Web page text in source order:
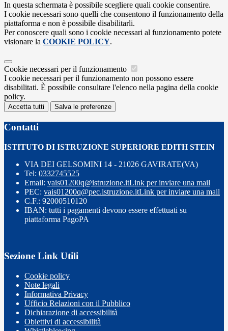
In questa schermata è possibile scegliere quali cookie consentire.
I cookie necessari sono quelli che consentono il funzionamento della
piattaforma e non è possibile disabilitarli.
Per conoscere quali sono i cookie necessari al funzionamento potete
visionare la COOKIE POLICY.
Cookie necessari per il funzionamento
I cookie necessari per il funzionamento non possono essere
disabilitati. È possibile consultare l'elenco nella pagina della cookie
policy.
Accetta tutti Salva le preferenze
Contatti
ISTITUTO DI ISTRUZIONE SUPERIORE EDITH STEIN
VIA DEI GELSOMINI 14 - 21026 GAVIRATE(VA)
Tel: 0332745525
Email: vais01200q@istruzione.itLink per inviare una mail
PEC: vais01200q@pec.istruzione.itLink per inviare una mail
C.F.: 92000510120
IBAN: tutti i pagamenti devono essere effettuati su
piattaforma PagoPA
Sezione Link Utili
Cookie policy
Note legali
Informativa Privacy
Ufficio Relazioni con il Pubblico
Dichiarazione di accessibilità
Obiettivi di accessibilità